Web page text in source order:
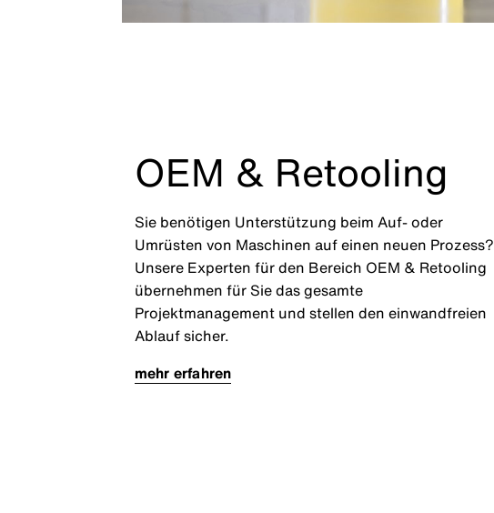
OEM & Retooling
Sie benötigen Unterstützung beim Auf- oder
Umrüsten von Maschinen auf einen neuen Prozess?
Unsere Experten für den Bereich OEM & Retooling
übernehmen für Sie das gesamte
Projektmanagement und stellen den einwandfreien
Ablauf sicher.
mehr erfahren